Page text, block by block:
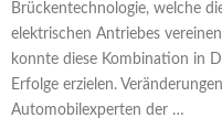
Brückentechnologie, welche
elektrischen Antriebes
konnte diese Kombination in
Erfolge erzielen.
Automobilexperten der …